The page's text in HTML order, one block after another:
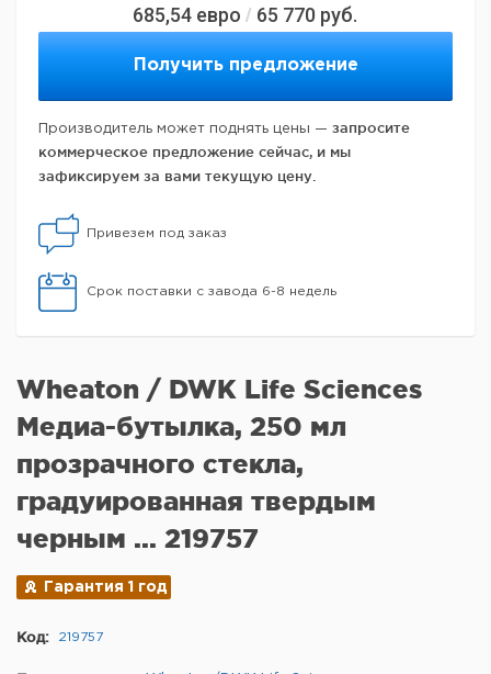
685,54 евро / 65 770 руб.
Получить предложение
Производитель может поднять цены — запросите
коммерческое предложение сейчас, и мы
зафиксируем за вами текущую цену.
Привезем под заказ
Срок поставки с завода 6-8 недель
Wheaton / DWK Life Sciences
Медиа-бутылка, 250 мл
прозрачного стекла,
градуированная твердым
черным ... 219757
Гарантия 1 год
Код: 219757